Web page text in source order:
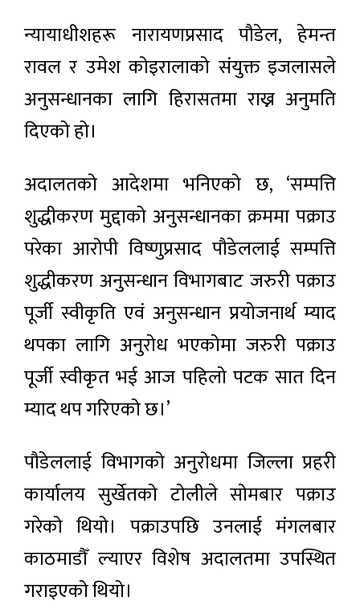
न्यायाधीशहरू नारायणप्रसाद पौडेल, हेमन्त
रावल र उमेश कोइरालाको संयुक्त इजलासले
अनुसन्धानका लागि हिरासतमा राख्न अनुमति
दिएको हो।
अदालतको आदेशमा भनिएको छ, ‘सम्पत्ति
शुद्धीकरण मुद्दाको अनुसन्धानका क्रममा पक्राउ
परेका आरोपी विष्णुप्रसाद पौडेललाई सम्पत्ति
शुद्धीकरण अनुसन्धान विभागबाट जरुरी पक्राउ
पूर्जी स्वीकृति एवं अनुसन्धान प्रयोजनार्थ म्याद
थपका लागि अनुरोध भएकोमा जरुरी पक्राउ
पूर्जी स्वीकृत भई आज पहिलो पटक सात दिन
म्याद थप गरिएको छ।’
पौडेललाई विभागको अनुरोधमा जिल्ला प्रहरी
कार्यालय सुर्खेतको टोलीले सोमबार पक्राउ
गरेको थियो। पक्राउपछि उनलाई मंगलबार
काठमाडौँ ल्याएर विशेष अदालतमा उपस्थित
गराइएको थियो।